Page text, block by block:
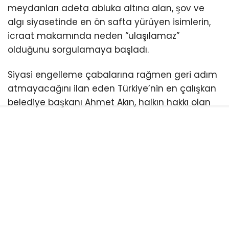
meydanları adeta abluka altına alan, şov ve
algı siyasetinde en ön safta yürüyen isimlerin,
icraat makamında neden “ulaşılamaz”
olduğunu sorgulamaya başladı.
Siyasi engelleme çabalarına rağmen geri adım
atmayacağını ilan eden Türkiye’nin en çalışkan
belediye başkanı Ahmet Akın, halkın hakkı olan